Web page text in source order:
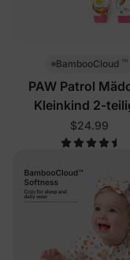
BambooCloud ™
PAW Patrol
Kleinkind 2-
Schlafanzug-Set
$24.99